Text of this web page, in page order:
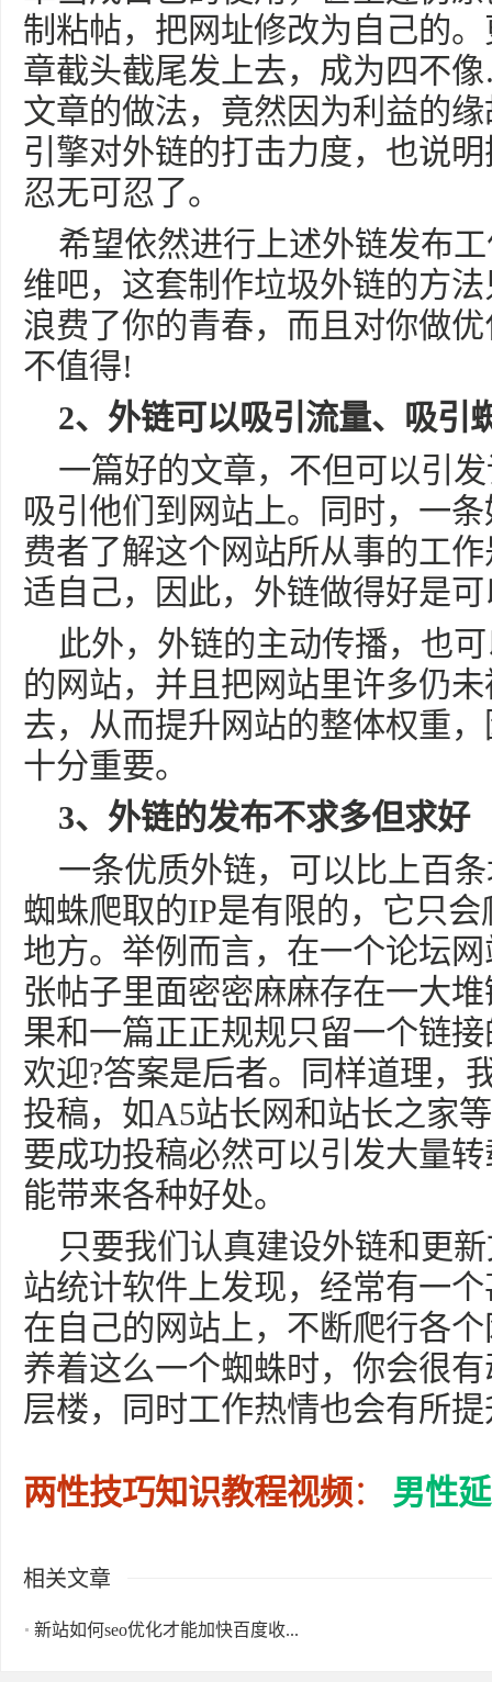
制粘帖，把网址修改为自己的
章截头截尾发上去，成为四不
文章的做法，竟然因为利益的
引擎对外链的打击力度，也说
忍无可忍了。
希望依然进行上述外链发布
维吧，这套制作垃圾外链的方
浪费了你的青春，而且对你做
不值得!
2、外链可以吸引流量、吸引
一篇好的文章，不但可以引
吸引他们到网站上。同时，一
费者了解这个网站所从事的工
适自己，因此，外链做得好是
此外，外链的主动传播，也
的网站，并且把网站里许多仍
去，从而提升网站的整体权重
十分重要。
3、外链的发布不求多但求好
一条优质外链，可以比上百
蜘蛛爬取的IP是有限的，它只
地方。举例而言，在一个论坛
张帖子里面密密麻麻存在一大
果和一篇正正规规只留一个链
欢迎?答案是后者。同样道理，
投稿，如A5站长网和站长之家
要成功投稿必然可以引发大量
能带来各种好处。
只要我们认真建设外链和更
站统计软件上发现，经常有一
在自己的网站上，不断爬行各
养着这么一个蜘蛛时，你会很
层楼，同时工作热情也会有所
两性技巧知识教程视频： 男性
相关文章
新站如何seo优化才能加快百度收...